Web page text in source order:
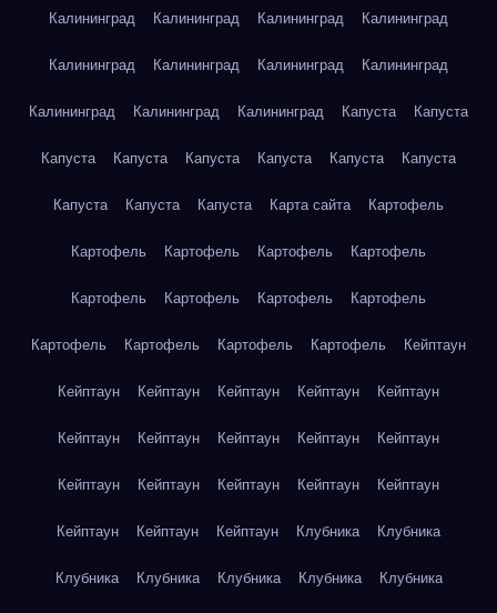
Калининград Калининград Калининград Калининград
Калининград Калининград Калининград Калининград
Калининград Калининград Калининград Капуста Капуста
Капуста Капуста Капуста Капуста Капуста Капуста
Капуста Капуста Капуста Карта сайта Картофель
Картофель Картофель Картофель Картофель
Картофель Картофель Картофель Картофель
Картофель Картофель Картофель Картофель Кейптаун
Кейптаун Кейптаун Кейптаун Кейптаун Кейптаун
Кейптаун Кейптаун Кейптаун Кейптаун Кейптаун
Кейптаун Кейптаун Кейптаун Кейптаун Кейптаун
Кейптаун Кейптаун Кейптаун Клубника Клубника
Клубника Клубника Клубника Клубника Клубника